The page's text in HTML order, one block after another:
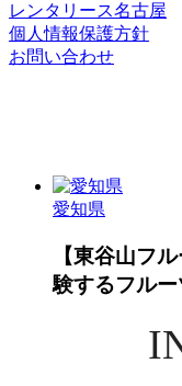
レンタリース名古屋
個人情報保護方針
お問い合わせ
愛知県
【東谷山フ
験するフル